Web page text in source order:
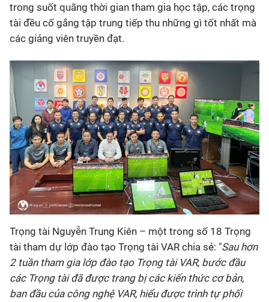
trong suốt quãng thời gian tham gia học tập, các trọng
tài đều cố gắng tập trung tiếp thu những gì tốt nhất mà
các giảng viên truyền đạt.
Trọng tài Nguyễn Trung Kiên – một trong số 18 Trọng
tài tham dự lớp đào tạo Trọng tài VAR chia sẻ: "Sau hơn
2 tuần tham gia lớp đào tạo Trọng tài VAR, bước đầu
các Trọng tài đã được trang bị các kiến thức cơ bản,
ban đầu của công nghệ VAR, hiểu được trình tự phối